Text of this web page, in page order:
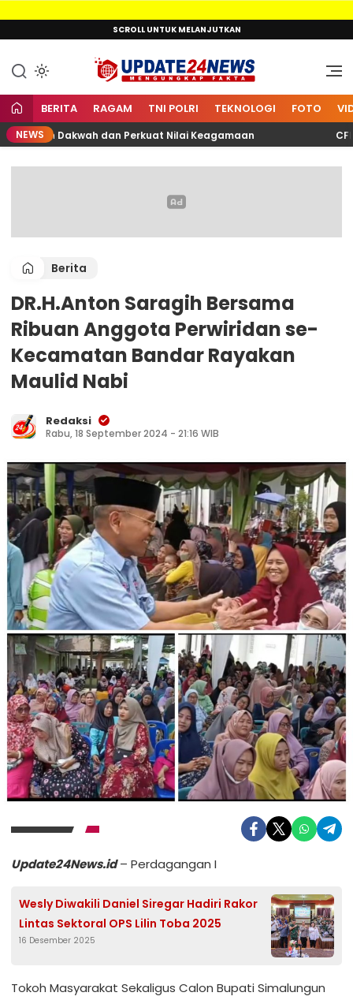
ke
SCROLL UNTUK MELANJUTKAN
Update24News.id
Mengungkap Fakta
BERITA RAGAM TNI POLRI TEKNOLOGI FOTO
NEWSDakwah dan Perkuat Nilai Keagamaan CFD
Berita
DR.H.Anton Saragih Bersama
Ribuan Anggota Perwiridan se-
Kecamatan Bandar Rayakan
Maulid Nabi
Redaksi
Rabu, 18 September 2024 - 21:16 WIB
Update24News.id– Perdagangan I
Wesly Diwakili Daniel Siregar Hadiri Rakor
Lintas Sektoral OPS Lilin Toba 2025
16 Desember 2025
Tokoh Masyarakat Sekaligus Calon Bupati Simalungun